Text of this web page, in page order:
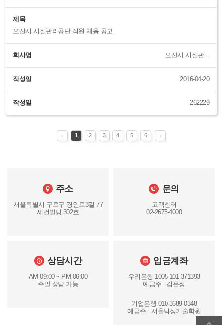
제목
오산시 시설관리공단 직원 채용 공고
회사명 오산시 시설관...
작성일 2016-04-20
작성일 262229
1 2 3 4 5 6
주소
서울특별시 구로구 경인로3길 77
세건빌딩 302호
문의
고객센터
02-2675-4000
상담시간
AM 09:00 ~ PM 06:00
주말 상담 가능
입금계좌
우리은행 1005-101-371393
예금주 : 김은정
기업은행 010-3689-0348
예금주 : 서울덕성기술학원